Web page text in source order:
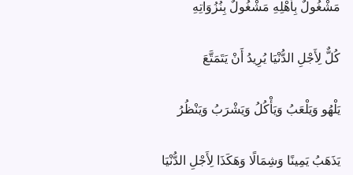
مَشْغُولٌ بِأَهْلِهِ مَشْغُولٌ بِنُزُوَاتِهِ
كُلٌّ لِأَجْلِ الدُّنْيَا يُرِيدُ أَنْ يَتَمَتَّعَ
يَلْهُو وَيَلْعَبُ وَيَأْكُلُ وَيَشْرَبُ وَيَنْظُرُ
يَذَهَبُ يَمِينًا وَشِمَالًا وَهَكَذَا لِأَجْلِ الدُّنْيَا